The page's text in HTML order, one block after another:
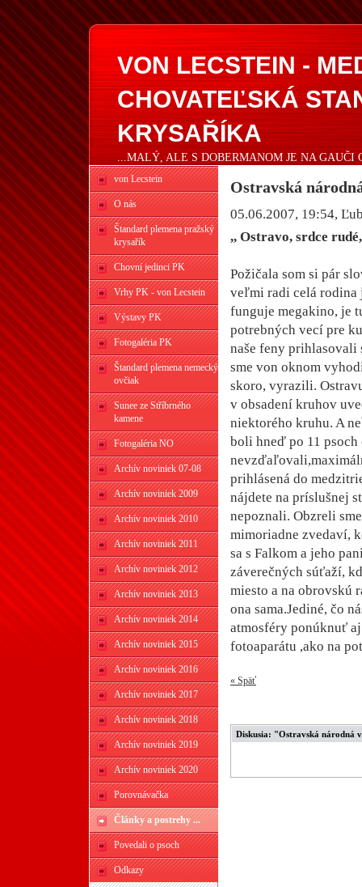
VON LECSTEIN -
CHOVATEĽSKÁ
KRYSAŘÍKA
...MALÝ, ALE S DOBERMANOM JE NA GAUČI
von Lecstein
O nás
Štandard plemena pražský
krysařík
Chovní jedinci PK
Vrhy PK - von Lecstein
Výstavy PK
Fotogaléria PK
Štandard plemena nemecký
ovčiak
Sunee ze Stříbrného
kamene
Fotogaléria NO
Archív noviniek 07-08
Archív noviniek 2009
Archív noviniek 2010
Archív noviniek 2011
Archív noviniek 2012
Archív noviniek 2013
Archív noviniek 2014
Archív noviniek 2015
Archív noviniek 2016
Archív noviniek 2017
Archív noviniek 2018
Archív noviniek 2019
Archív noviniek 2020
Porovnávačka
Články a postrehy ...
Povedali o psoch
Odkazy
Ostravská
05.06.2007, 19:54,
,, Ostravo, srdce
Požičala som si pár
veľmi radi celá rodina
funguje megakino, je
potrebných vecí pre
naše feny prihlasovali
sme von oknom
skoro, vyrazili.
v obsadení kruhov
niektorého kruhu. A
boli hneď po 11 psoch
prihlásená do
nájdete na príslušnej
nepoznali. Obzreli
mimoriadne zvedaví,
sa s Falkom a jeho
záverečných súťaží,
miesto a na obrovskú
ona sama.Jediné, čo
atmosféry ponúknuť
fotoaparátu ,ako na
« Späť
Diskusia: "Ostravská národná